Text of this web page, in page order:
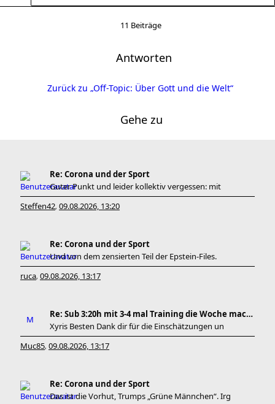
11 Beiträge
Antworten
Zurück zu „Off-Topic: Über Gott und die Welt“
Gehe zu
Re: Corona und der Sport
Guter Punkt und leider kollektiv vergessen: mit
Steffen42, 09.08.2026, 13:20
Re: Corona und der Sport
Und von dem zensierten Teil der Epstein-Files.
ruca, 09.08.2026, 13:17
Re: Sub 3:20h mit 3-4 mal Training die Woche machb
Xyris Besten Dank dir für die Einschätzungen un
Muc85, 09.08.2026, 13:17
Re: Corona und der Sport
Das ist die Vorhut, Trumps „Grüne Männchen“. Irg